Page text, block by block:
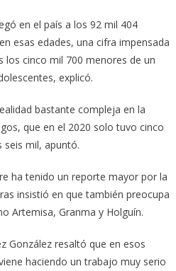
en el país a los 92 mil 404
esas edades, una cifra impensada
los cinco mil 700 menores de un
explicó.
bastante compleja en la
que en el 2020 solo tuvo cinco
seis mil, apuntó.
ha tenido un reporte mayor por la
insistió en que también preocupa
Artemisa, Granma y Holguín.
González resaltó que en esos
haciendo un trabajo muy serio